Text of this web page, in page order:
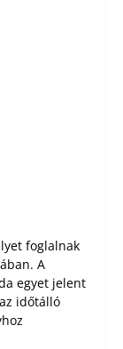
foglalnak
A
egyet jelent
időtálló